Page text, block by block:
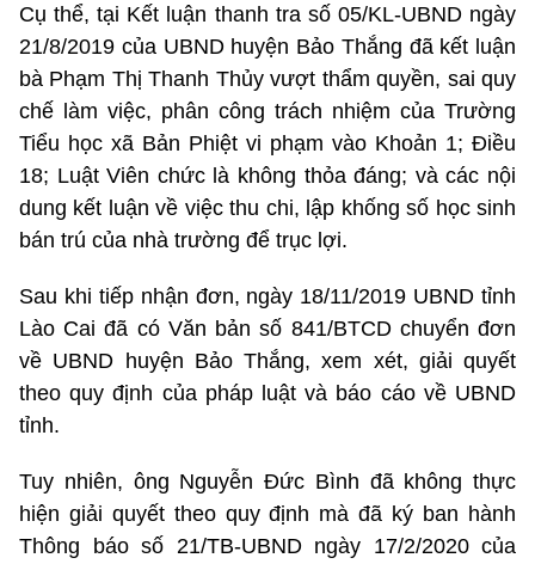
Cụ thể, tại Kết luận thanh tra số 05/KL-UBND ngày
21/8/2019 của UBND huyện Bảo Thắng đã kết luận
bà Phạm Thị Thanh Thủy vượt thẩm quyền, sai quy
chế làm việc, phân công trách nhiệm của Trường
Tiểu học xã Bản Phiệt vi phạm vào Khoản 1; Điều
18; Luật Viên chức là không thỏa đáng; và các nội
dung kết luận về việc thu chi, lập khống số học sinh
bán trú của nhà trường để trục lợi.
Sau khi tiếp nhận đơn, ngày 18/11/2019 UBND tỉnh
Lào Cai đã có Văn bản số 841/BTCD chuyển đơn
về UBND huyện Bảo Thắng, xem xét, giải quyết
theo quy định của pháp luật và báo cáo về UBND
tỉnh.
Tuy nhiên, ông Nguyễn Đức Bình đã không thực
hiện giải quyết theo quy định mà đã ký ban hành
Thông báo số 21/TB-UBND ngày 17/2/2020 của